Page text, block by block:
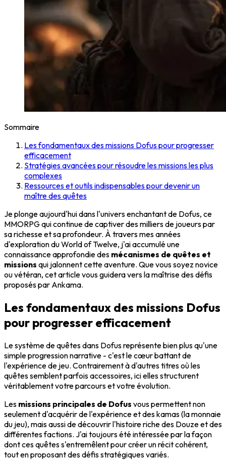
Sommaire
Les fondamentaux des missions Dofus pour progresser
efficacement
Stratégies avancées pour résoudre les missions les plus
complexes
Ressources et outils indispensables pour devenir un
maître des quêtes
Je plonge aujourd'hui dans l'univers enchantant de Dofus, ce
MMORPG qui continue de captiver des milliers de joueurs par
sa richesse et sa profondeur. À travers mes années
d'exploration du World of Twelve, j'ai accumulé une
connaissance approfondie des mécanismes de quêtes et
missions qui jalonnent cette aventure. Que vous soyez novice
ou vétéran, cet article vous guidera vers la maîtrise des défis
proposés par Ankama.
Les fondamentaux des missions Dofus
pour progresser efficacement
Le système de quêtes dans Dofus représente bien plus qu'une
simple progression narrative - c'est le cœur battant de
l'expérience de jeu. Contrairement à d'autres titres où les
quêtes semblent parfois accessoires, ici elles structurent
véritablement votre parcours et votre évolution.
Les missions principales de Dofus vous permettent non
seulement d'acquérir de l'expérience et des kamas (la monnaie
du jeu), mais aussi de découvrir l'histoire riche des Douze et des
différentes factions. J'ai toujours été intéressée par la façon
dont ces quêtes s'entremêlent pour créer un récit cohérent,
tout en proposant des défis stratégiques variés.